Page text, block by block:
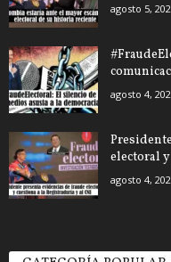
agosto 5,
agosto 4,
electoral
agosto 4,